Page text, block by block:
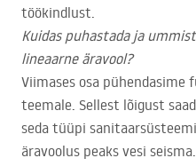
töökindlust.
Kuidas puhastada ja
lineaarne äravool?
Viimases osa pühendasime
teemale. Sellest lõigust
seda tüüpi
äravoolus peaks vesi